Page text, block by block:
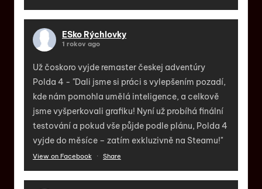
ESko Rýchlovky
1 rokov ago
Už čoskoro vyjde remaster českej adventúry
Polda 4 - "Dali jsme si práci s vylepšením pozadí,
kde nám pomohla umělá inteligence, a celkově
jsme vyšperkovali grafiku! Nyní už probíhá finální
testování a pokud vše půjde podle plánu, Polda 4
vyjde do měsíce – zatím exkluzivně na Steamu!"
View on Facebook · Share